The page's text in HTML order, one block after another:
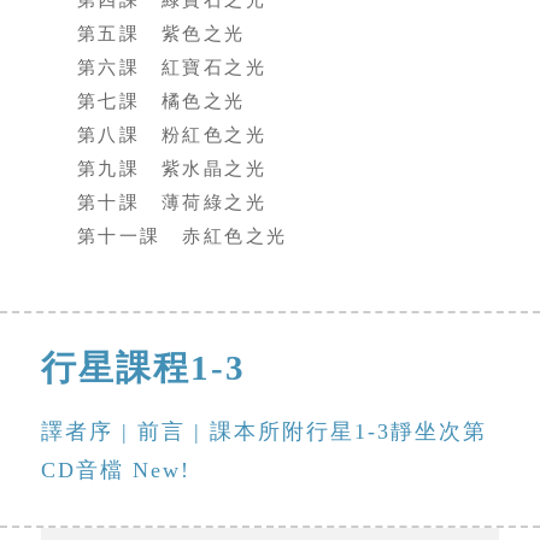
第五課 紫色之光
第六課 紅寶石之光
第七課 橘色之光
第八課 粉紅色之光
第九課 紫水晶之光
第十課 薄荷綠之光
第十一課 赤紅色之光
行星課程1-3
譯者序 | 前言 | 課本所附行星1-3靜坐次第
CD音檔 New!